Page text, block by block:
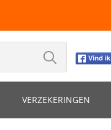
VERZEKERINGEN